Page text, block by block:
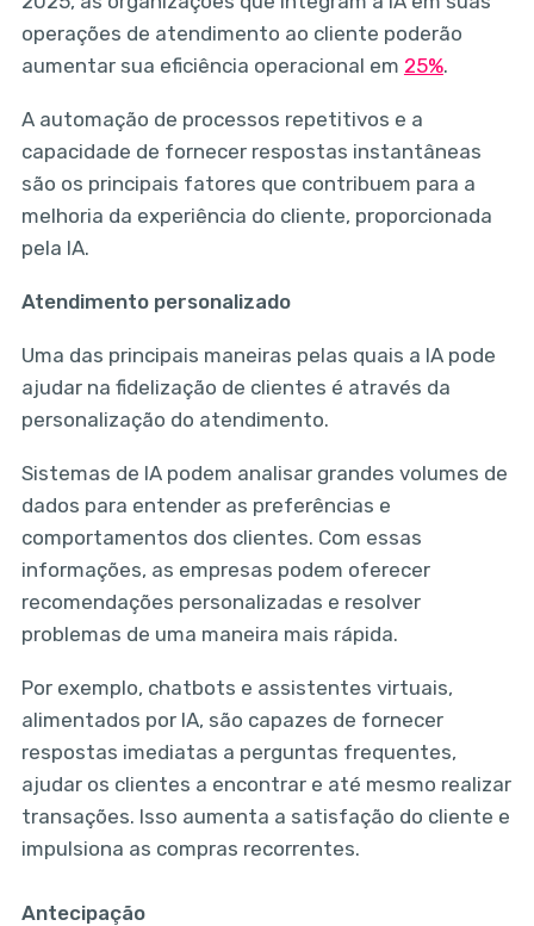
operações de atendimento ao cliente poderão
aumentar sua eficiência operacional em 25%.
A automação de processos repetitivos e a
capacidade de fornecer respostas instantâneas
são os principais fatores que contribuem para a
melhoria da experiência do cliente, proporcionada
pela IA.
Atendimento personalizado
Uma das principais maneiras pelas quais a IA pode
ajudar na fidelização de clientes é através da
personalização do atendimento.
Sistemas de IA podem analisar grandes volumes de
dados para entender as preferências e
comportamentos dos clientes. Com essas
informações, as empresas podem oferecer
recomendações personalizadas e resolver
problemas de uma maneira mais rápida.
Por exemplo, chatbots e assistentes virtuais,
alimentados por IA, são capazes de fornecer
respostas imediatas a perguntas frequentes,
ajudar os clientes a encontrar e até mesmo realizar
transações. Isso aumenta a satisfação do cliente e
impulsiona as compras recorrentes.
Antecipação